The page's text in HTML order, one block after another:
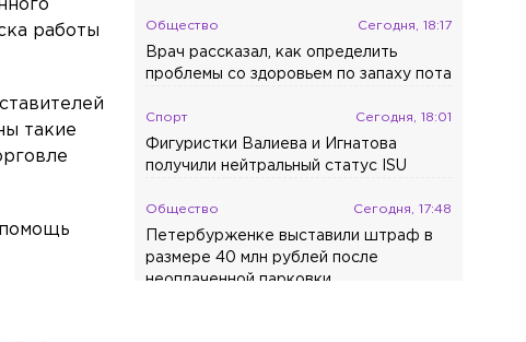
работы
такие
Общество Сегодня, 18:17
Врач рассказал, как определить
проблемы со здоровьем по запаху пота
Спорт Сегодня, 18:01
Фигуристки Валиева и Игнатова
получили нейтральный статус ISU
Общество Сегодня, 17:48
Петербурженке выставили штраф в
размере 40 млн рублей после
неоплаченной парковки